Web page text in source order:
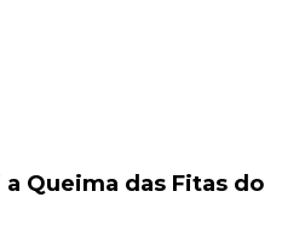
Queima das Fitas do